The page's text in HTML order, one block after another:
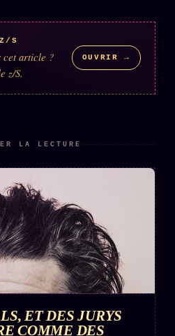
S
cet article ?
z/S.
OUVRIR →
LA LECTURE
ET DES JURYS
COMME DES